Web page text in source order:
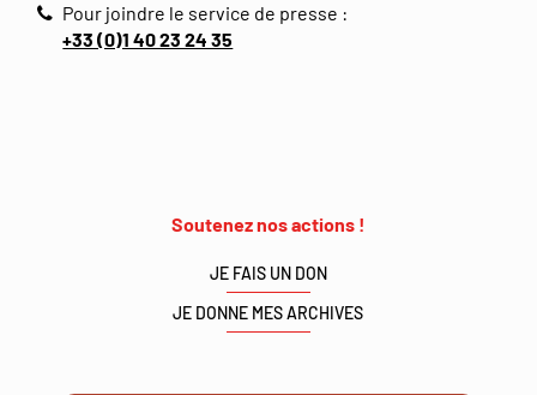
Pour joindre le service de presse :
+33 (0)1 40 23 24 35
Soutenez nos actions !
JE FAIS UN DON
JE DONNE MES ARCHIVES